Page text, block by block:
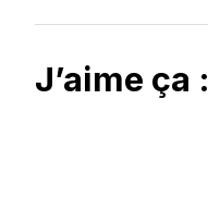
J’aime ça :